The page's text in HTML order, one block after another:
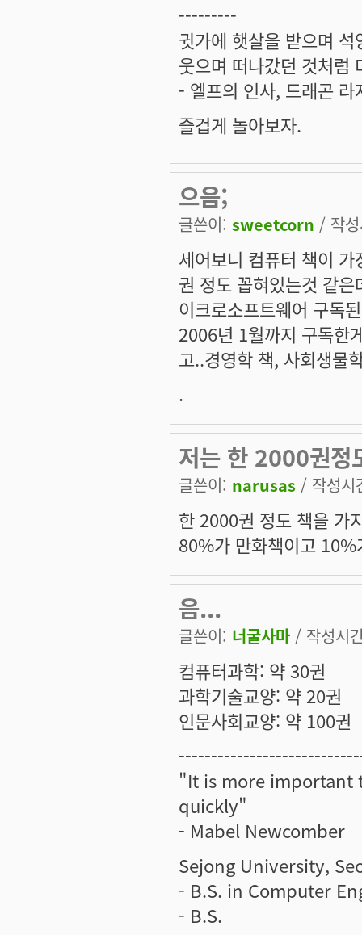
---------
귓가에 햇살을 받으며
웃으며 떠나갔던 것처럼
- 엘프의 인사, 드래곤 라
즐겁게 놀아보자.
으음;
글쓴이: sweetcorn / 작
세어보니 컴퓨터 책이
권 정도 꼽혀있는것 같
이크로소프트웨어 구독
2006년 1월까지 구독한
고..경영학 책, 사회생물
.
저는 한 2000권정
글쓴이: narusas / 작성
한 2000권 정도 책을 가
80%가 만화책이고
음...
글쓴이: 너굴사마 / 작성시
컴퓨터과학: 약 30권
과학기술교양: 약 20권
인문사회교양: 약 100권
"It is more important
quickly"
- Mabel Newcomber
Sejong University,
- B.S. in Computer
- B.S.